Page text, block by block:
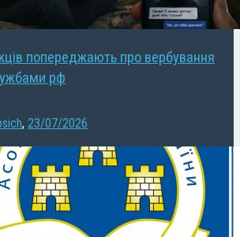
попереджають про вербування
рф
, 23/07/2026